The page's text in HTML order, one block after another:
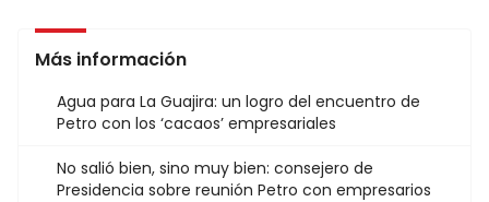
Más información
Agua para La Guajira: un logro del encuentro de
Petro con los ‘cacaos’ empresariales
No salió bien, sino muy bien: consejero de
Presidencia sobre reunión Petro con empresarios